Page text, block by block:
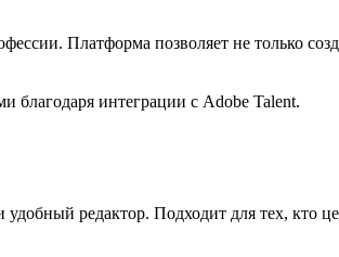
Платформа позволяет не только
благодаря интеграции с Adobe Talent.
редактор. Подходит для тех, кто